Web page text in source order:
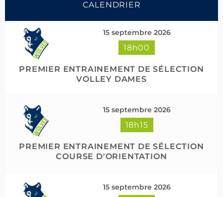
Charger plus Suivre sur Instagram
CALENDRIER
15 septembre 2026
18h00
PREMIER ENTRAINEMENT DE SÉLECTION
VOLLEY DAMES
15 septembre 2026
18h15
PREMIER ENTRAINEMENT DE SÉLECTION
COURSE D'ORIENTATION
15 septembre 2026